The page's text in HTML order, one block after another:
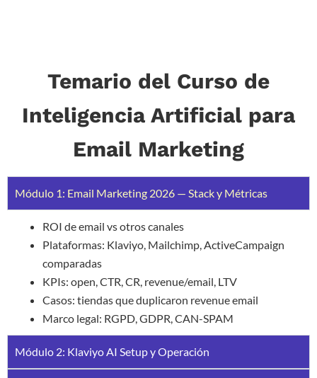
Temario del Curso de
Inteligencia Artificial para
Email Marketing
Módulo 1: Email Marketing 2026 — Stack y Métricas
ROI de email vs otros canales
Plataformas: Klaviyo, Mailchimp, ActiveCampaign
comparadas
KPIs: open, CTR, CR, revenue/email, LTV
Casos: tiendas que duplicaron revenue email
Marco legal: RGPD, GDPR, CAN-SPAM
Módulo 2: Klaviyo AI Setup y Operación